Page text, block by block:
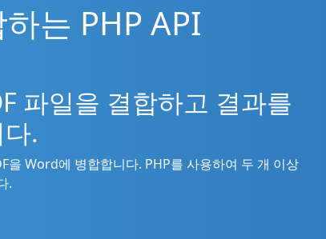
는 PHP API
파일을 결합하고 결과를
.
을 Word에 병합합니다. PHP를 사용하여 두 개 이상
.